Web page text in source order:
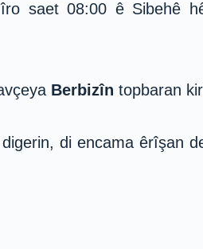
saet 08:00 ê Sibehê
Berbizîn topbaran
di encama êrîşan